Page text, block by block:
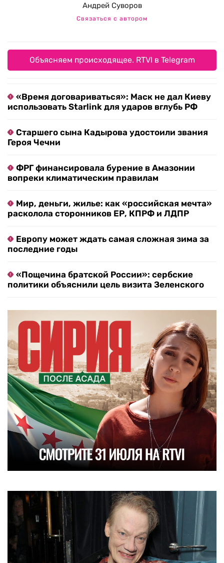
Андрей Суворов
Связаться с автором
Объясняем происходящее. RTVI в Telegram
«Время договариваться»: Маск не дал Киеву
использовать Starlink для ударов вглубь РФ
Старшего сына Кадырова удостоили звания
Героя Чечни
ФРГ финансировала бурение в Амазонии
вопреки климатическим правилам
Мир, деньги, жилье: как «российская мечта»
расколола сторонников ЕР, КПРФ и ЛДПР
Европу может ждать самая сложная зима за
последние годы
«Пощечина братской России»: сербские
политики объяснили цель визита Зеленского